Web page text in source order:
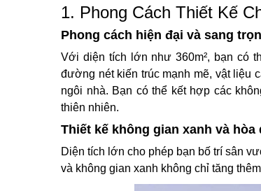
1. Phong Cách Thiết Kế
Phong cách hiện đại và sang
Với diện tích lớn như 360m², bạn có
đường nét kiến trúc mạnh mẽ, vật liệu
ngôi nhà. Bạn có thể kết hợp các
thiên nhiên.
Thiết kế không gian xanh và
Diện tích lớn cho phép bạn bố trí sân
và không gian xanh không chỉ tăng